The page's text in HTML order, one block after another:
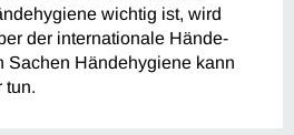
wichtig ist, wird
der internationale Hände-
Sachen Händehygiene kann
tun.